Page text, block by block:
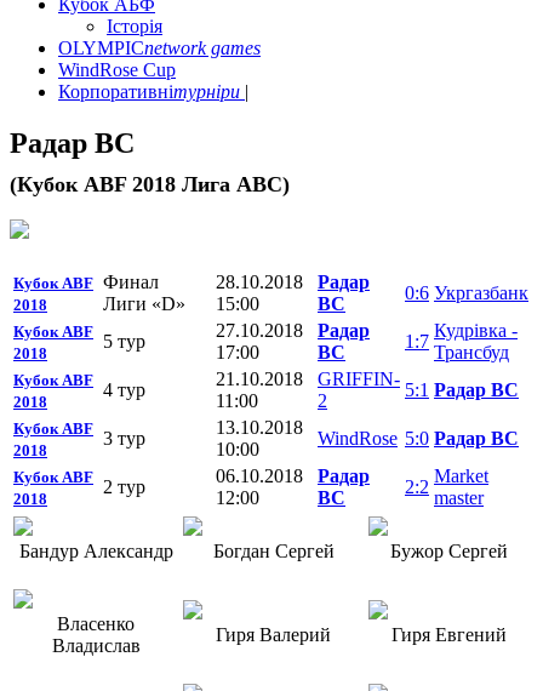
Кубок АБФ
Історія
OLYMPICnetwork games
WindRose Cup
Корпоративнітурніри
Радар ВС
(Кубок ABF 2018 Лига АBC)
Кубок ABF
2018
Финал
Лиги «D»
28.10.2018
15:00
Радар
ВС
0:6 Укргазбанк
Кубок ABF
2018
5 тур
27.10.2018
17:00
Радар
ВС
1:7
Кудрiвка -
Трансбуд
Кубок ABF
2018
4 тур
21.10.2018
11:00
GRIFFIN-
2
5:1 Радар ВС
Кубок ABF
2018
3 тур
13.10.2018
10:00
WindRose 5:0 Радар ВС
Кубок ABF
2018
2 тур
06.10.2018
12:00
Радар
ВС
2:2
Market
master
Бандур Александр Богдан Сергей Бужор Сергей
Власенко
Владислав
Гиря Валерий Гиря Евгений